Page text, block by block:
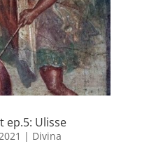
ep.5: Ulisse
| Divina